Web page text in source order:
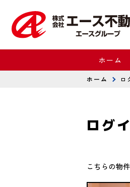
ホーム
ホーム ロ
ログ
こちらの物